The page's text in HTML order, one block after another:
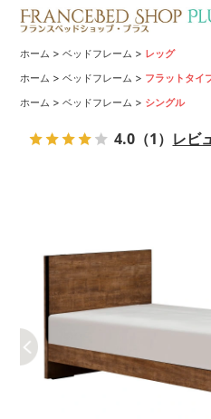
ホーム >ベッドフレーム > レッグ
ホーム >ベッドフレーム > フラットタイ
ホーム >ベッドフレーム > シングル
4.0 （1） レビ